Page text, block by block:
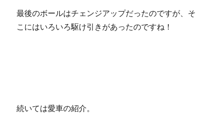
最後のボールはチェンジアップだったのですが、そ
こにはいろいろ駆け引きがあったのですね！
続いては愛車の紹介。